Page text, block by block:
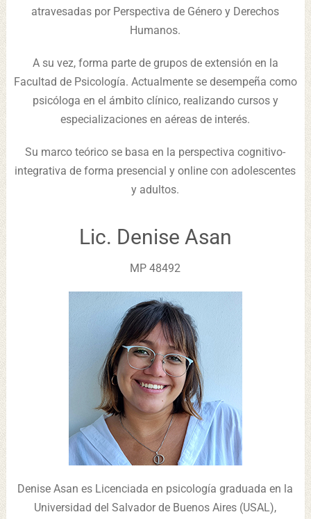
atravesadas por Perspectiva de Género y Derechos
Humanos.
A su vez, forma parte de grupos de extensión en la
Facultad de Psicología. Actualmente se desempeña como
psicóloga en el ámbito clínico, realizando cursos y
especializaciones en aéreas de interés.
Su marco teórico se basa en la perspectiva cognitivo-
integrativa de forma presencial y online con adolescentes
y adultos.
Lic. Denise Asan
MP 48492
Denise Asan es Licenciada en psicología graduada en la
Universidad del Salvador de Buenos Aires (USAL),